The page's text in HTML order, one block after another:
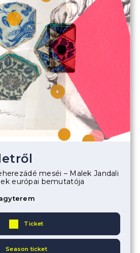
meséi – Malek Jandali
európai bemutatója
Ticket
Season ticket